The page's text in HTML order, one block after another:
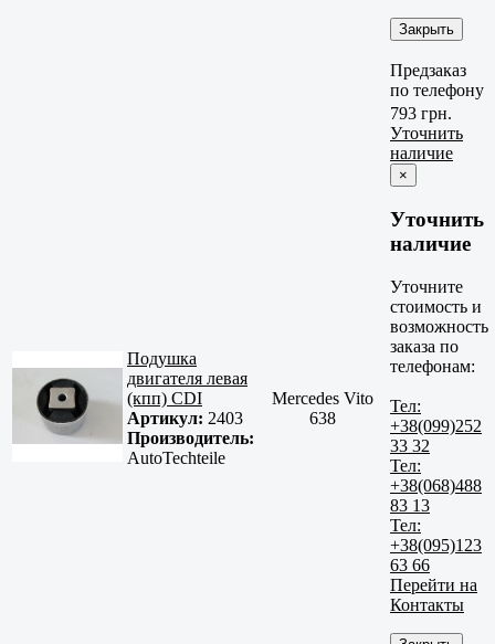
Закрыть
Предзаказ
по телефону
Подушка
двигателя левая
(кпп) CDI
Артикул: 2403
Производитель:
AutoTechteile
Mercedes Vito
638
793 грн.
Уточнить
наличие
×
Уточнить
наличие
Уточните
стоимость и
возможность
заказа по
телефонам:
Тел:
+38(099)252
33 32
Тел:
+38(068)488
83 13
Тел:
+38(095)123
63 66
Перейти на
Контакты